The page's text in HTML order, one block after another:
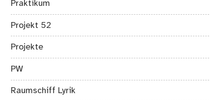
Praktikum
Projekt 52
Projekte
PW
Raumschiff Lyrik